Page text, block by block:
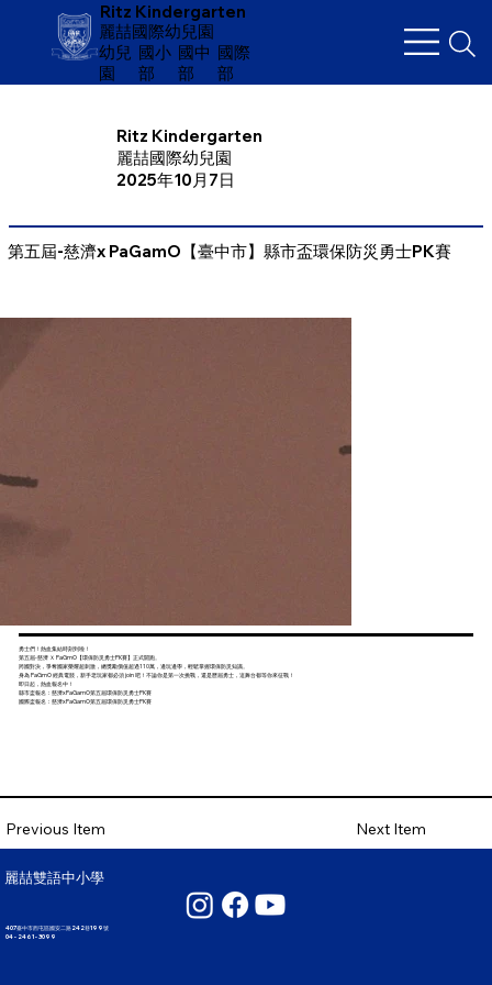
Ritz Kindergarten
麗喆國際幼兒園
幼兒
園
​國小
部
國中
部
國際
部
Ritz Kindergarten
麗喆國際幼兒園
2025年10月7日
第五屆-慈濟x PaGamO【臺中市】縣市盃環保防災勇士PK賽
勇士們！熱血集結時刻到啦！
第五屆-慈濟 Ｘ PaGmO【環保防災勇士PK賽】正式開跑。
跨國對決，爭奪國家榮耀超刺激，總獎勵價值超過110萬，邊玩邊學，輕鬆掌握環保防災知識。
身為 PaGmO 經典電競，新手老玩家都必須 join 吧！不論你是第一次挑戰，還是歷屆勇士，這舞台都等你來征戰！
即日起，熱血報名中！
縣市盃報名： 慈濟xPaGamO第五屆環保防災勇士PK賽
國際盃報名： 慈濟xPaGamO第五屆環保防災勇士PK賽
Previous Item Next Item
麗喆雙語中小學
407臺中市西屯區國安二路242巷199號
04 - 2461 - 3099